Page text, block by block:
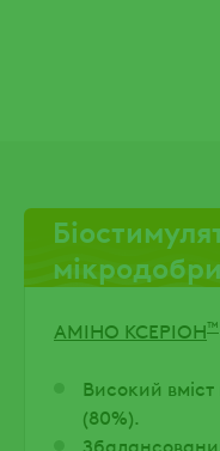
АМІНО КСЕРІОН™
Високий вміст
(80%).